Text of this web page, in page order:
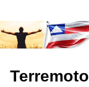
Terremoto